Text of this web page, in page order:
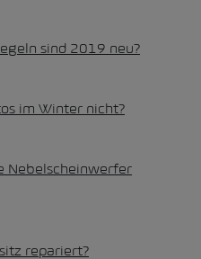
sind 2019 neu?
im Winter nicht?
Nebelscheinwerfer
repariert?